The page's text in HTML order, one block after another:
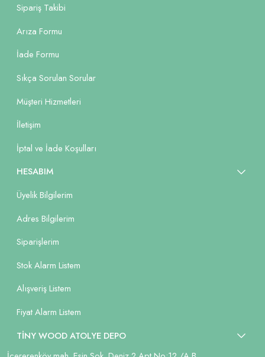
Sipariş Takibi
Arıza Formu
İade Formu
Sıkça Sorulan Sorular
Müşteri Hizmetleri
İletişim
İptal ve İade Koşulları
HESABIM
Üyelik Bilgilerim
Adres Bilgilerim
Siparişlerim
Stok Alarm Listem
Alışveriş Listem
Fiyat Alarm Listem
TİNY WOOD ATOLYE DEPO